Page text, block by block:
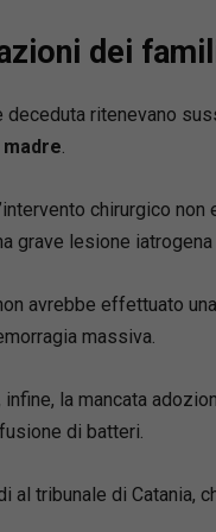
dei
deceduta ritenevano
chirurgico
grave lesione
avrebbe effettuato
massiva.
la mancata
di batteri.
al tribunale di Catania,